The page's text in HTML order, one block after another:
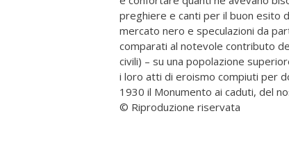
preghiere e canti per il buon esito
mercato nero e speculazioni da
comparati al notevole contributo
civili) – su una popolazione
i loro atti di eroismo compiuti per
1930 il Monumento ai caduti, del
© Riproduzione riservata